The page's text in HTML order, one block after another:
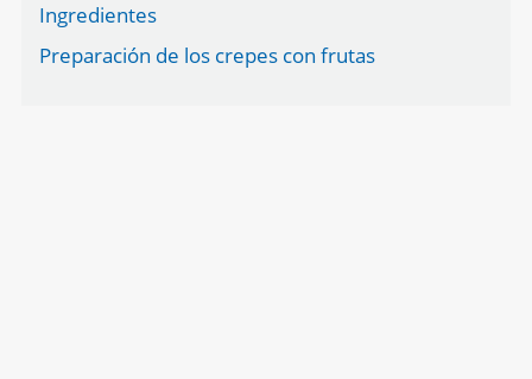
Ingredientes
Preparación de los crepes con frutas